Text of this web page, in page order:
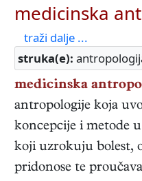
medicinska
traži dalje ...
struka(e):
medicinska
antropologije koja
koncepcije i metode
koji uzrokuju bolest,
pridonose te